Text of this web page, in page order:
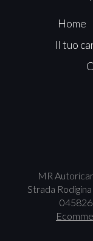
Home
Il tuo
MR
Strada